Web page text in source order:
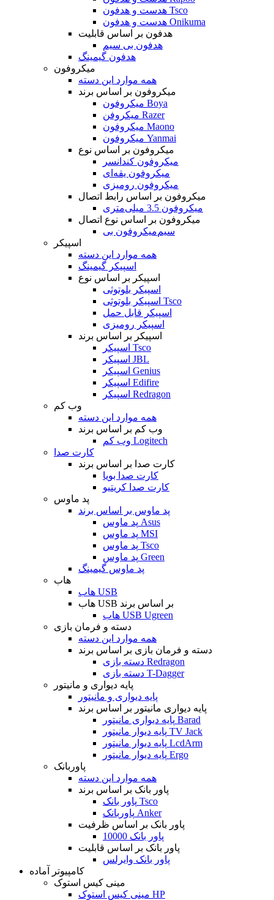
هدست و هدفون Tsco
هدست و هدفون Onikuma
هدفون بر اساس قابلیت
هدفون بی سیم
هدفون گیمینگ
میکروفون
همه موارد این دسته
میکروفون بر اساس برند
میکروفون Boya
میکروفن Razer
میکروفون Maono
میکروفون Yanmai
میکروفون بر اساس نوع
میکروفون کندانسر
میکروفون یقه‌ای
میکروفون رومیزی
میکروفون بر اساس رابط اتصال
میکروفون 3.5 میلی‌متری
میکروفون بر اساس نوع اتصال
میکروفون بی‌‎سیم
اسپیکر
همه موارد این دسته
اسپیکر گیمینگ
اسپیکر بر اساس نوع
اسپیکر بلوتوثی
اسپیکر بلوتوثی Tsco
اسپیکر قابل حمل
اسپیکر رومیزی
اسپیکر بر اساس برند
اسپیکر Tsco
اسپیکر JBL
اسپیکر Genius
اسپیکر Edifire
اسپیکر Redragon
وب کم
همه موارد این دسته
وب کم بر اساس برند
وب کم Logitech
کارت صدا
کارت صدا بر اساس برند
کارت صدا بویا
کارت صدا کریتیو
پد ماوس
پد ماوس بر اساس برند
پد ماوس Asus
پد ماوس MSI
پد ماوس Tsco
پد ماوس Green
پد ماوس گیمینگ
هاب
هاب USB
هاب USB بر اساس برند
هاب USB Ugreen
دسته و فرمان بازی
همه موارد این دسته
دسته و فرمان بازی بر اساس برند
دسته بازی Redragon
دسته بازی T-Dagger
پایه دیواری و مانیتور
پایه دیواری و مانیتور
پایه دیواری مانیتور بر اساس برند
پایه دیواری مانیتور Barad
پایه دیوار مانیتور TV Jack
پایه دیوار مانیتور LcdArm
پایه دیوار مانیتور Ergo
پاوربانک
همه موارد این دسته
پاور بانک بر اساس برند
پاور بانک Tsco
پاوربانک Anker
پاور بانک بر اساس ظرفیت
پاور بانک 10000
پاور بانک بر اساس قابلیت
پاور بانک وایرلس
کامپیوتر آماده
مینی کیس استوک
مینی کیس استوک HP